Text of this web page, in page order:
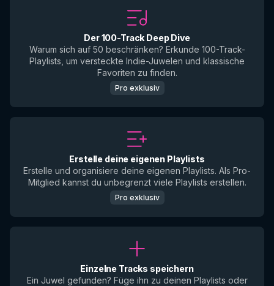
Der 100-Track Deep Dive
Warum sich auf 50 beschränken? Erkunde 100-Track-
Playlists, um versteckte Indie-Juwelen und klassische
Favoriten zu finden.
Pro exklusiv
Erstelle deine eigenen Playlists
Erstelle und organisiere deine eigenen Playlists. Als Pro-
Mitglied kannst du unbegrenzt viele Playlists erstellen.
Pro exklusiv
Einzelne Tracks speichern
Ein Juwel gefunden? Füge ihn zu deinen Playlists oder